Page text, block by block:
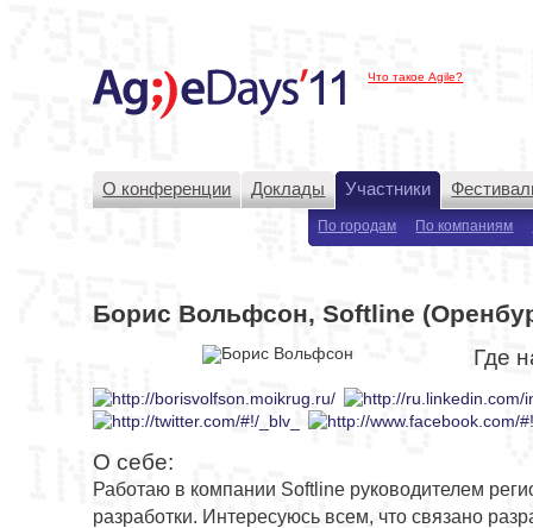
Что такое Agile?
О конференции Доклады Участники
По городам По компаниям
Борис Вольфсон, Softline
Где
О себе:
Работаю в компании Softline руководителем
разработки. Интересуюсь всем, что связано